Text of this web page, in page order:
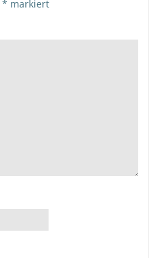
* markiert